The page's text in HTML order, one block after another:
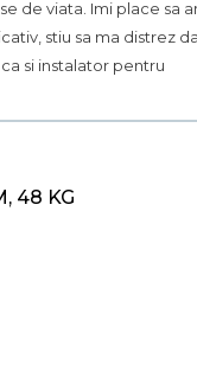
de viata. Imi place sa
stiu sa ma distrez
si instalator pentru
48 KG